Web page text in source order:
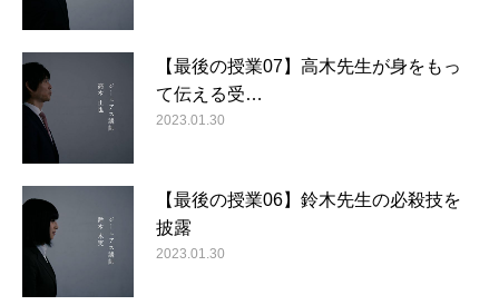
【最後の授業07】高木先生が身をもっ
て伝える受…
2023.01.30
【最後の授業06】鈴木先生の必殺技を
披露
2023.01.30